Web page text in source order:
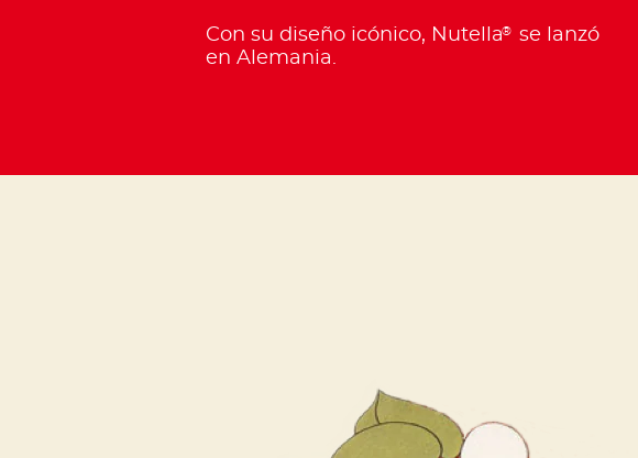
Con su diseño icónico, Nutella®
se lanzó
en Alemania.